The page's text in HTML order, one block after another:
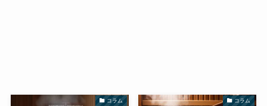
コラム コラム